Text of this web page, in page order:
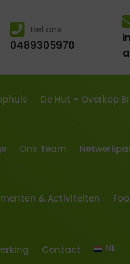
Bel ons
0489305970
De Hut – Overkop
Ons Team
& Activiteiten
Contact NL